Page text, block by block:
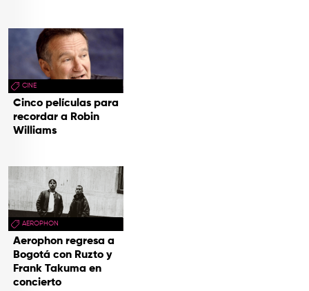
CINE
Cinco películas para
recordar a Robin
Williams
AEROPHON
Aerophon regresa a
Bogotá con Ruzto y
Frank Takuma en
concierto